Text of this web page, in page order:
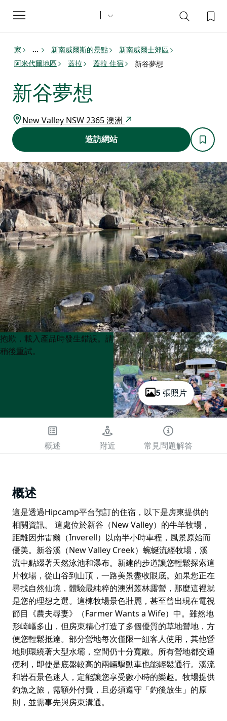
Toggle
navigation
家 ... 新南威爾斯的景點
新南威爾士郊區
阿米代爾地區
蓋拉 蓋拉 住宿 新谷夢想
新谷夢想
New Valley NSW 2365 澳洲
造訪網站
5 張照片
Product
List
Product
List
抱歉，載入產品時發生錯誤。請
稍後重試。
概述 附近 常見問題解答
概述
這是透過Hipcamp平台預訂的住宿，以下是房東提供的
相關資訊。 這處位於新谷（New Valley）的牛羊牧場，
距離因弗雷爾（Inverell）以南半小時車程，風景原始而
優美。新谷溪（New Valley Creek）蜿蜒流經牧場，溪
流中點綴著天然泳池和瀑布。新建的步道讓您輕鬆探索這
片牧場，從山谷到山頂，一路美景盡收眼底。如果您正在
尋找自然仙境，體驗最純粹的澳洲叢林露營，那麼這裡就
是您的理想之選。這棟牧場景色壯麗，甚至曾出現在電視
節目《農夫尋妻》（Farmer Wants a Wife）中。雖然地
形崎嶇多山，但房東精心打造了多個優質的草地營地，方
便您輕鬆抵達。部分營地每次僅限一組客人使用，其他營
地則環繞著大型水壩，空間仍十分寬敞。所有營地都交通
便利，即使是底盤較高的兩輛驅動車也能輕鬆通行。溪流
和岩石景色迷人，定能讓您享受數小時的樂趣。牧場提供
釣魚之旅，需額外付費，且必須遵守「釣後放生」的原
則，並需事先與房東溝通。